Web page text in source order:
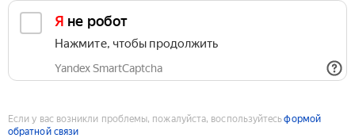
Я не робот
Нажмите, чтобы продолжить
Yandex SmartCaptcha
Если у вас возникли проблемы, пожалуйста, воспользуйтесьформой
обратной связи